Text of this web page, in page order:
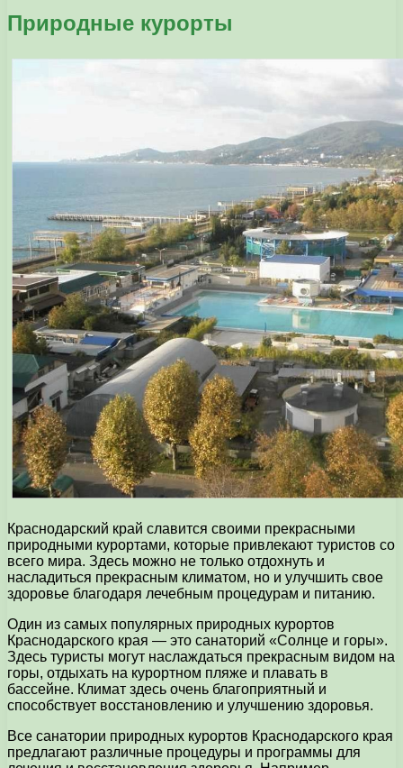
Природные курорты
Краснодарский край славится своими прекрасными
природными курортами, которые привлекают туристов со
всего мира. Здесь можно не только отдохнуть и
насладиться прекрасным климатом, но и улучшить свое
здоровье благодаря лечебным процедурам и питанию.
Один из самых популярных природных курортов
Краснодарского края — это санаторий «Солнце и горы».
Здесь туристы могут наслаждаться прекрасным видом на
горы, отдыхать на курортном пляже и плавать в
бассейне. Климат здесь очень благоприятный и
способствует восстановлению и улучшению здоровья.
Все санатории природных курортов Краснодарского края
предлагают различные процедуры и программы для